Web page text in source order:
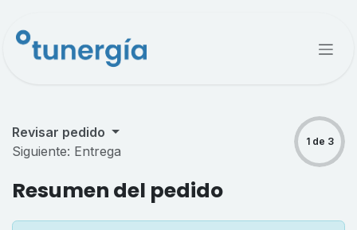
Revisar pedido
Siguiente: Entrega
1 de 3
Resumen del pedido